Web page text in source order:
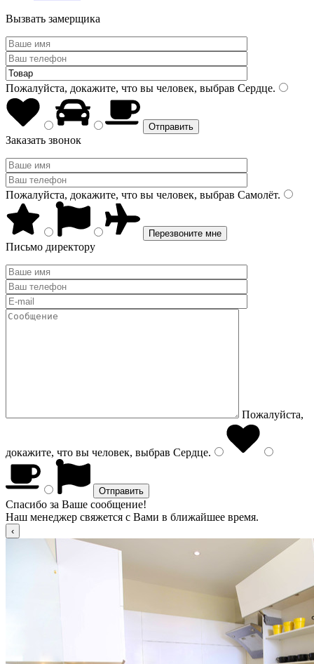
Вызвать замерщика
Пожалуйста, докажите, что вы человек, выбрав Сердце.
Заказать звонок
Пожалуйста, докажите, что вы человек, выбрав Самолёт.
Письмо директору
Пожалуйста,
докажите, что вы человек, выбрав Сердце.
Спасибо за Ваше сообщение!
Наш менеджер свяжется с Вами в ближайшее время.